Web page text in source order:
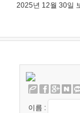
2025년 12월 30일
이름 :